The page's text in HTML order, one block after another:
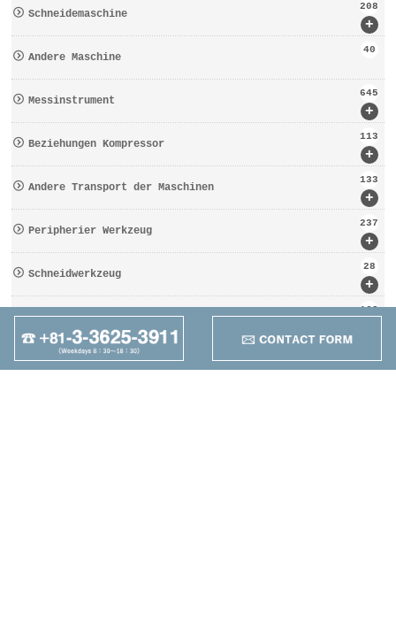
+
Schneidemaschine
208
Andere Maschine
40
+
Messinstrument
645
+
Beziehungen Kompressor
113
+
Andere Transport der Maschinen
133
+
Peripherier Werkzeug
237
+
Schneidwerkzeug
28
Werkzeugbezogen
162
+
Anders